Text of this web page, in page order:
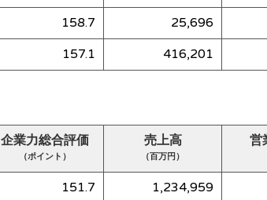
158.7 25,696
157.1 416,201
企業力総合評価
（ポイント）
売上高
（百万円）
営
151.7 1,234,959